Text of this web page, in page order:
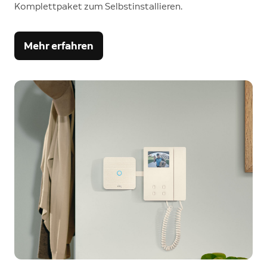
Komplettpaket zum Selbstinstallieren.
Mehr erfahren